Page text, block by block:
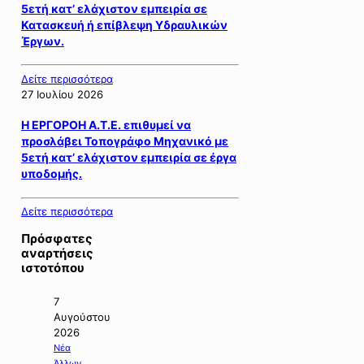
5ετή κατ’ ελάχιστον εμπειρία σε
Κατασκευή ή επίβλεψη Υδραυλικών
Έργων.
Δείτε περισσότερα
27 Ιουλίου 2026
Η ΕΡΓΟΡΟΗ Α.Τ.Ε. επιθυμεί να
προσλάβει Τοπογράφο Μηχανικό με
5ετή κατ’ ελάχιστον εμπειρία σε έργα
υποδομής.
Δείτε περισσότερα
Πρόσφατες
αναρτήσεις
ιστοτόπου
7
Αυγούστου
2026
Νέα